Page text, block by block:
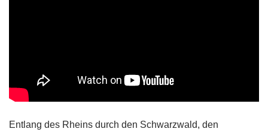
Entlang des Rheins durch den Schwarzwald, den